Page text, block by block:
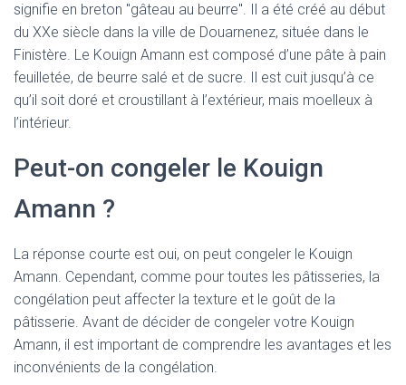
signifie en breton "gâteau au beurre". Il a été créé au début
du XXe siècle dans la ville de Douarnenez, située dans le
Finistère. Le Kouign Amann est composé d’une pâte à pain
feuilletée, de beurre salé et de sucre. Il est cuit jusqu’à ce
qu’il soit doré et croustillant à l’extérieur, mais moelleux à
l’intérieur.
Peut-on congeler le Kouign
Amann ?
La réponse courte est oui, on peut congeler le Kouign
Amann. Cependant, comme pour toutes les pâtisseries, la
congélation peut affecter la texture et le goût de la
pâtisserie. Avant de décider de congeler votre Kouign
Amann, il est important de comprendre les avantages et les
inconvénients de la congélation.